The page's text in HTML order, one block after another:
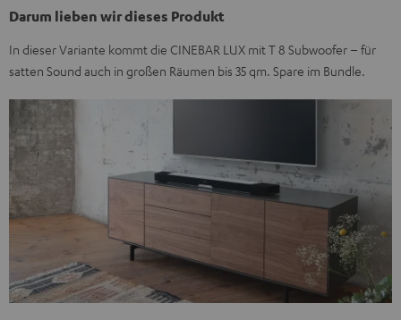
Darum lieben wir dieses Produkt
In dieser Variante kommt die CINEBAR LUX mit T 8 Subwoofer – für
satten Sound auch in großen Räumen bis 35 qm. Spare im Bundle.